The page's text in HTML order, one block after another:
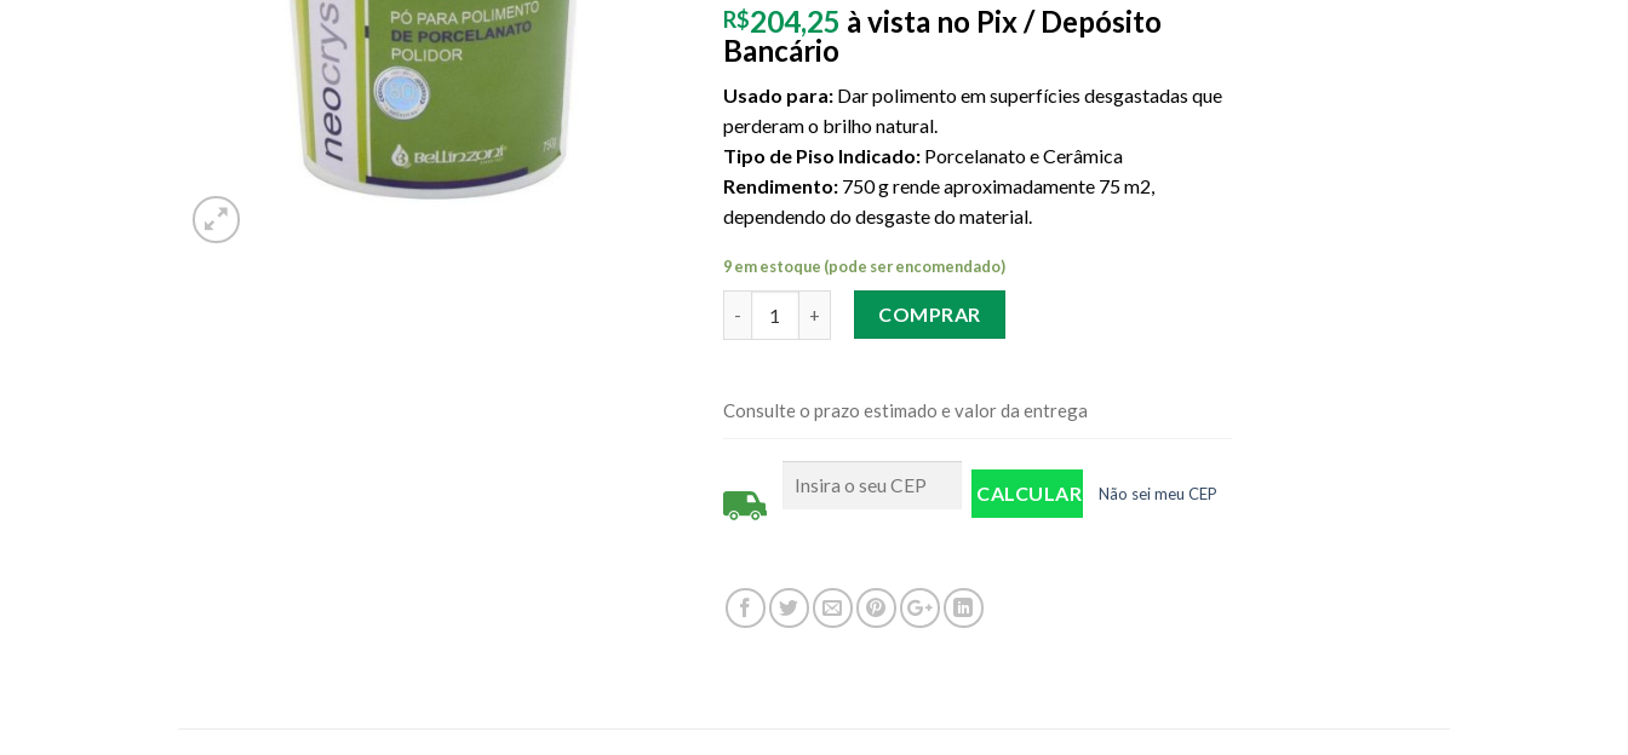
R$204,25 à vista no Pix / Depósito
Bancário
Usado para: Dar polimento em superfícies desgastadas que
perderam o brilho natural.
Tipo de Piso Indicado: Porcelanato e Cerâmica
Rendimento: 750 g rende aproximadamente 75 m2,
dependendo do desgaste do material.
9 em estoque (pode ser encomendado)
COMPRAR
Consulte o prazo estimado e valor da entrega
Não sei meu CEP